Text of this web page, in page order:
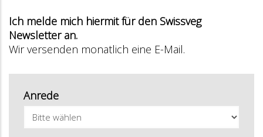
Ich melde mich hiermit für den Swissveg
Newsletter an.
Wir versenden monatlich eine E-Mail.
Anrede